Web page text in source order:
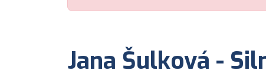
Jana Šulková -